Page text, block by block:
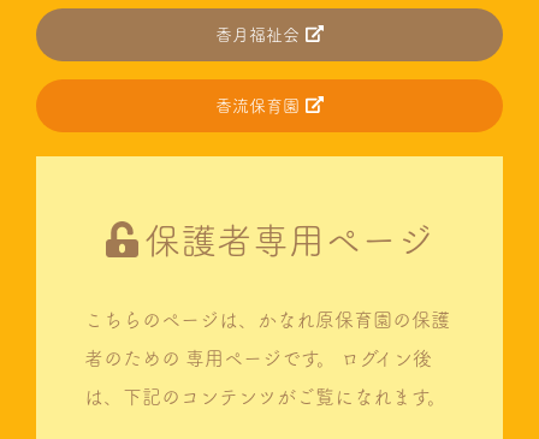
香月福祉会
香流保育園
保護者専用ページ
こちらのページは、かなれ原保育園の保護
者のための 専用ページです。
ログイン後
は、下記のコンテンツがご覧になれます。